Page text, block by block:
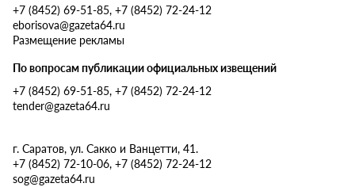
+7 (8452) 69-51-85, +7 (8452) 72-24-12
eborisova@gazeta64.ru
Размещение рекламы
По вопросам публикации официальных извещений
+7 (8452) 69-51-85, +7 (8452) 72-24-12
tender@gazeta64.ru
г. Саратов, ул. Сакко и Ванцетти, 41.
+7 (8452) 72-10-06, +7 (8452) 72-24-12
sog@gazeta64.ru